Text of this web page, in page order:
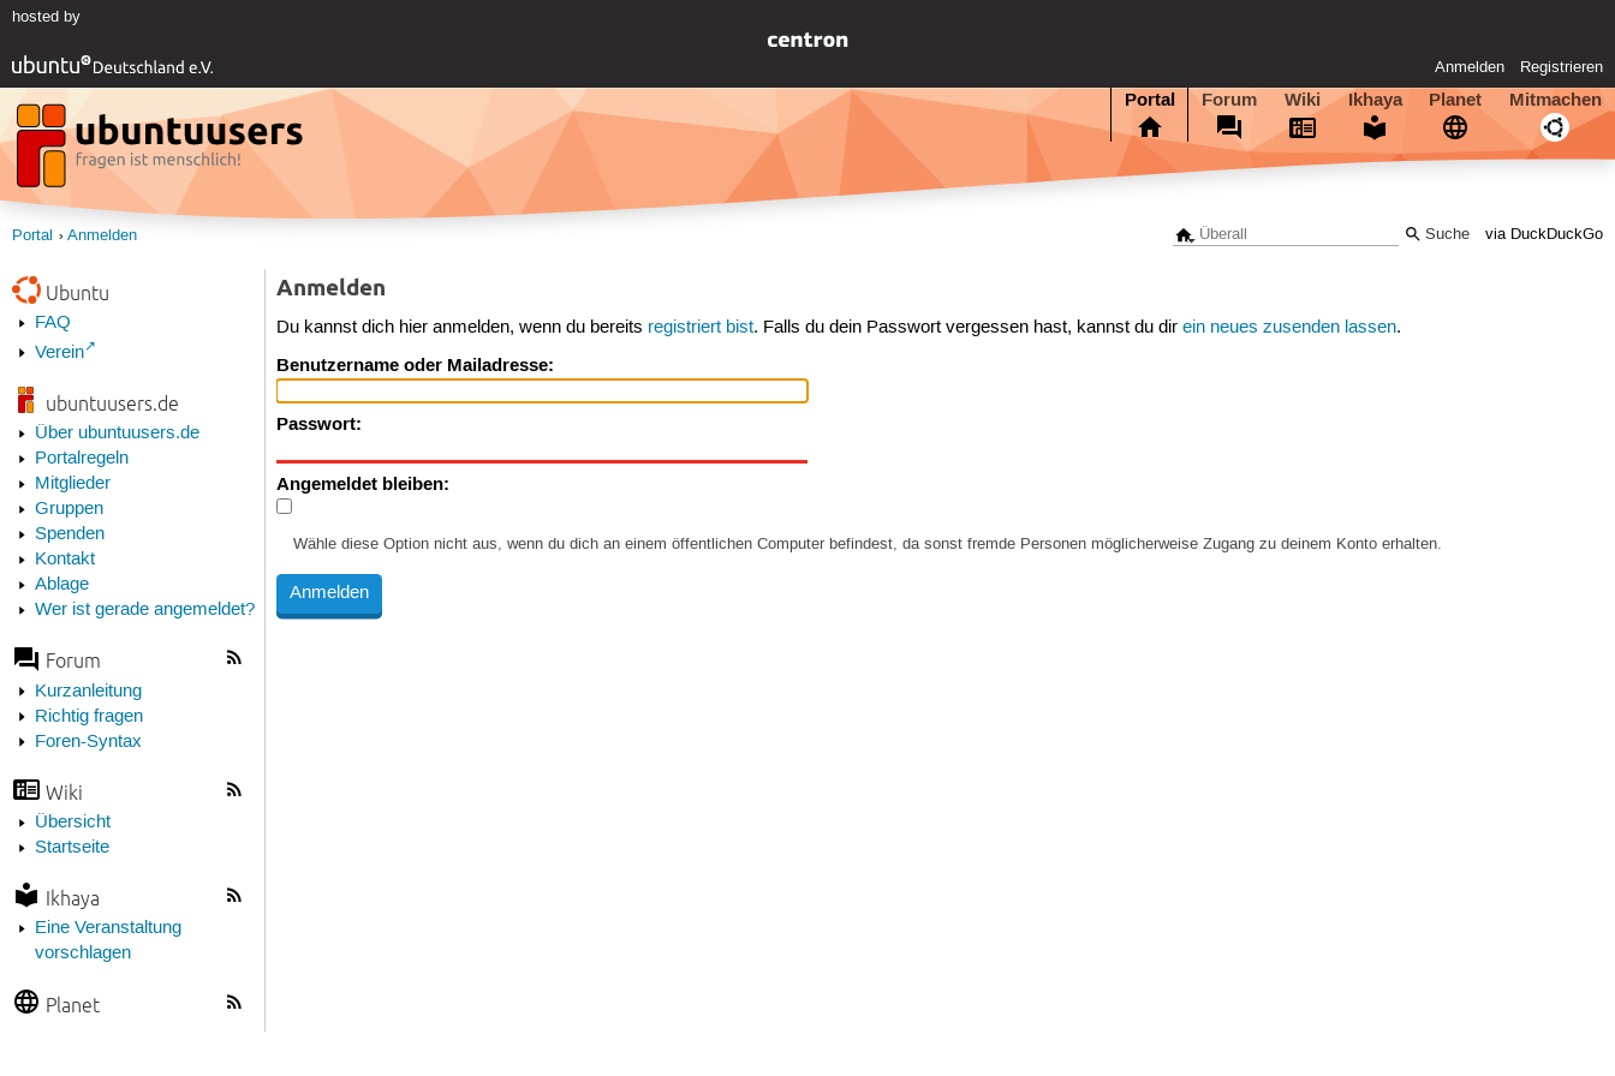
hosted by
Anmelden Registrieren
Portal Forum Wiki Ikhaya Planet Mitmachen
via DuckDuckGo
Portal Anmelden
Ubuntu
FAQ
Verein
ubuntuusers.de
Über ubuntuusers.de
Portalregeln
Mitglieder
Gruppen
Spenden
Kontakt
Ablage
Wer ist gerade angemeldet?
Forum
Kurzanleitung
Richtig fragen
Foren-Syntax
Wiki
Übersicht
Startseite
Ikhaya
Eine Veranstaltung
vorschlagen
Planet
Anmelden
Du kannst dich hier anmelden, wenn du bereits registriert bist. Falls du dein Passwort vergessen hast, kannst du direin neues zusenden lassen.
Benutzername oder Mailadresse:
Passwort:
Angemeldet bleiben:
Wähle diese Option nicht aus, wenn du dich an einem öffentlichen Computer befindest, da sonst fremde Personen möglicherweise Zugang zu deinem Konto erhalten.